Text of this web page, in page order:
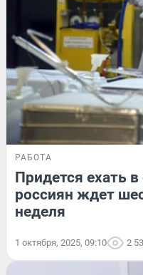
РАБОТА
Придется ехать
россиян ждет
неделя
1 октября, 2025, 09:10 2